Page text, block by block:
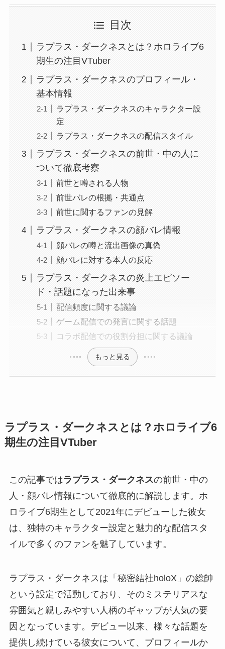
目次
ラプラス・ダークネスとは？ホロライブ6
期生の注目VTuber
ラプラス・ダークネスのプロフィール・
基本情報
ラプラス・ダークネスのキャラクター設
定
ラプラス・ダークネスの配信スタイル
ラプラス・ダークネスの前世・中の人に
ついて徹底考察
前世と噂される人物
前世バレの根拠・共通点
前世に関するファンの見解
ラプラス・ダークネスの顔バレ情報
顔バレの噂と流出画像の真偽
顔バレに対する本人の反応
ラプラス・ダークネスの炎上エピソー
ド・話題になった出来事
配信頻度に関する議論
ゲーム配信での発言に関する話題
コラボ配信での役割分担に関する議論
もっと見る
ラプラス・ダークネスとは？ホロライブ6
期生の注目VTuber
この記事ではラプラス・ダークネスの前世・中の
人・顔バレ情報について徹底的に解説します。ホ
ロライブ6期生として2021年にデビューした彼女
は、独特のキャラクター設定と魅力的な配信スタ
イルで多くのファンを魅了しています。
ラプラス・ダークネスは「秘密結社holoX」の総帥
という設定で活動しており、そのミステリアスな
雰囲気と親しみやすい人柄のギャップが人気の要
因となっています。デビュー以来、様々な話題を
提供し続けている彼女について、プロフィールか